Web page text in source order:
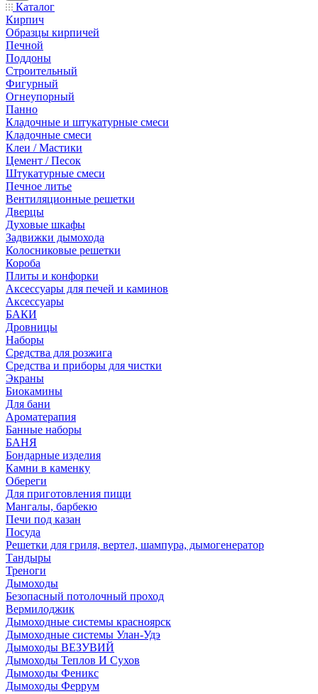
Каталог
Кирпич
Образцы кирпичей
Печной
Поддоны
Строительный
Фигурный
Огнеупорный
Панно
Кладочные и штукатурные смеси
Кладочные смеси
Клеи / Мастики
Цемент / Песок
Штукатурные смеси
Печное литье
Вентиляционные решетки
Дверцы
Духовые шкафы
Задвижки дымохода
Колосниковые решетки
Короба
Плиты и конфорки
Аксессуары для печей и каминов
Аксессуары
БАКИ
Дровницы
Наборы
Средства для розжига
Средства и приборы для чистки
Экраны
Биокамины
Для бани
Ароматерапия
Банные наборы
БАНЯ
Бондарные изделия
Камни в каменку
Обереги
Для приготовления пищи
Мангалы, барбекю
Печи под казан
Посуда
Решетки для гриля, вертел, шампура, дымогенератор
Тандыры
Треноги
Дымоходы
Безопасный потолочный проход
Вермилоджик
Дымоходные системы красноярск
Дымоходные системы Улан-Удэ
Дымоходы ВЕЗУВИЙ
Дымоходы Теплов И Сухов
Дымоходы Феникс
Дымоходы Феррум